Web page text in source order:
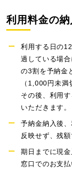
利用料金の納
利用する日の
過している場
の3割を予納金
（1,000円未満
その後、利用
いただきます。
予納金納入後
反映せず、残
期日までに現
窓口でのお支